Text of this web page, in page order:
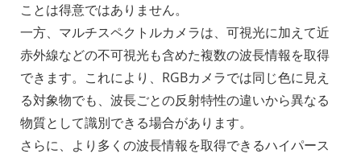
ことは得意ではありません。
一方、マルチスペクトルカメラは、可視光に加えて近
赤外線などの不可視光も含めた複数の波長情報を取得
できます。これにより、RGBカメラでは同じ色に見え
る対象物でも、波長ごとの反射特性の違いから異なる
物質として識別できる場合があります。
さらに、より多くの波長情報を取得できるハイパース